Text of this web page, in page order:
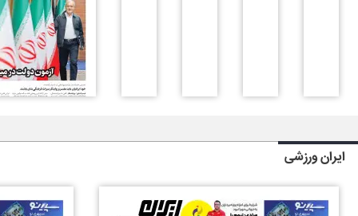
ایران ورزشی